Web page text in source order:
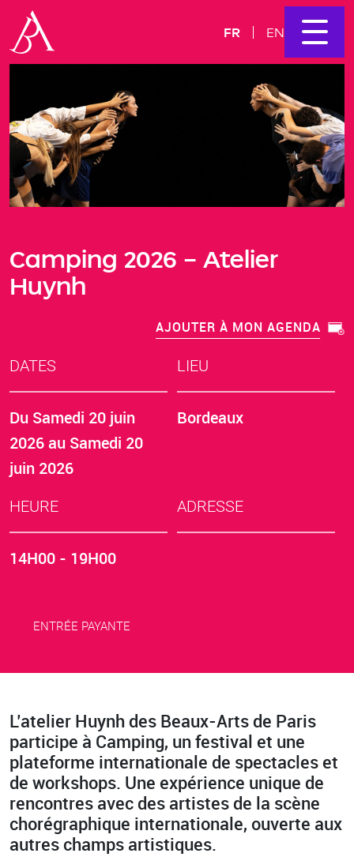
FR EN
Camping 2026 – Atelier
Huynh
AJOUTER À MON AGENDA
DATES
Du Samedi 20 juin
2026au Samedi 20
juin 2026
LIEU
Bordeaux
HEURE
14H00 - 19H00
ADRESSE
ENTRÉE PAYANTE
Body
L’atelier Huynh des Beaux-Arts de Paris
participe à Camping, un festival et une
plateforme internationale de spectacles et
de workshops. Une expérience unique de
rencontres avec des artistes de la scène
chorégraphique internationale, ouverte aux
autres champs artistiques.